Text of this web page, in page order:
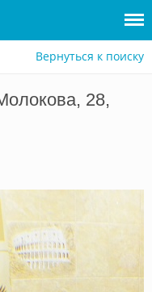
Вернуться к поиску
28,